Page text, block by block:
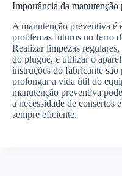
Importância da manutenção
A manutenção preventiva é
problemas futuros no ferro
Realizar limpezas
do plugue, e utilizar o
instruções do fabricante são
prolongar a vida útil do
manutenção preventiva
a necessidade de consertos
sempre eficiente.